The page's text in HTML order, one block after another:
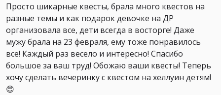
Просто шикарные квесты, брала много квестов на
разные темы и как подарок девочке на ДР
организовала все, дети всегда в восторге! Даже
мужу брала на 23 февраля, ему тоже понравилось
все! Каждый раз весело и интересно! Спасибо
большое за ваш труд! Обожаю ваши квесты! Теперь
хочу сделать вечеринку с квестом на хеллуин детям!
😍